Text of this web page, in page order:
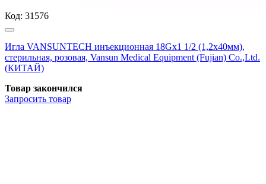
Код: 31576
Игла VANSUNTECH инъекционная 18Gх1 1/2 (1,2х40мм),
стерильная, розовая, Vansun Medical Equipment (Fujian) Co.,Ltd.
(КИТАЙ)
Товар закончился
Запросить товар